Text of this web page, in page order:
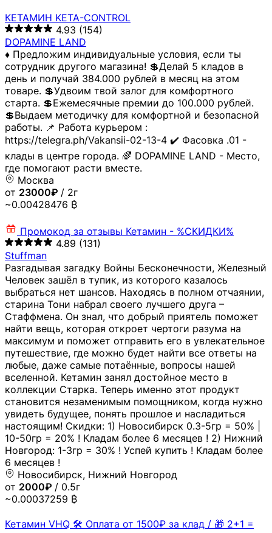
КЕТАМИН KETA-CONTROL
4.93 (154)
DOPAMINE LAND
♦️ Предложим индивидуальные условия, если ты
сотрудник другого магазина! 💲Делай 5 кладов в
день и получай 384.000 рублей в месяц на этом
товаре. 💲Удвоим твой залог для комфортного
старта. 💲Ежемесячные премии до 100.000 рублей.
💲Выдаем методичку для комфортной и безопасной
работы. 📌 Работа курьером :
https://telegra.ph/Vakansii-02-13-4 ✔️ Фасовка .01 -
клады в центре города. 🌈 DOPAMINE LAND - Место,
где помогают расти вместе.
Москва
от 23000₽ / 2г
~0.00428476 ₿
Промокод за отзывы Кетамин - %СКИДКИ%
4.89 (131)
Stuffman
Разгадывая загадку Войны Бесконечности, Железный
Человек зашёл в тупик, из которого казалось
выбраться нет шансов. Находясь в полном отчаянии,
старина Тони набрал своего лучшего друга –
Стаффмена. Он знал, что добрый приятель поможет
найти вещь, которая откроет чертоги разума на
максимум и поможет отправить его в увлекательное
путешествие, где можно будет найти все ответы на
любые, даже самые потаённые, вопросы нашей
вселенной. Кетамин занял достойное место в
коллекции Старка. Теперь именно этот продукт
становится незаменимым помощником, когда нужно
увидеть будущее, понять прошлое и насладиться
настоящим! Скидки: 1) Новосибирск 0.3-5гр = 50% |
10-50гр = 20% ! Кладам более 6 месяцев ! 2) Нижний
Новгород: 1-3гр = 30% ! Успей купить ! Кладам более
6 месяцев !
Новосибирск, Нижний Новгород
от 2000₽ / 0.5г
~0.00037259 ₿
Кетамин VHQ 🛠 Оплата от 1500₽ за клад / 🎁 2+1 =